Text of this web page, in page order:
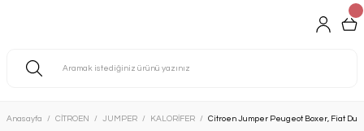
Anasayfa CİTROEN JUMPER KALORİFER Citroen Jumper Peugeot Boxer, Fiat